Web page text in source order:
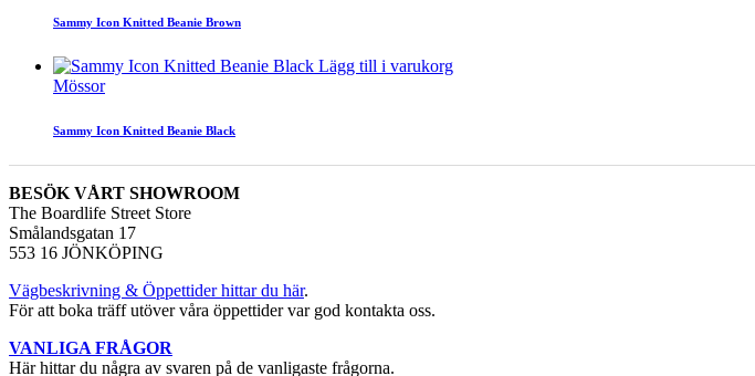
Sammy Icon Knitted Beanie Brown
Lägg till i varukorg
Mössor
Sammy Icon Knitted Beanie Black
BESÖK VÅRT SHOWROOM
The Boardlife Street Store
Smålandsgatan 17
553 16 JÖNKÖPING
Vägbeskrivning & Öppettider hittar du här.
För att boka träff utöver våra öppettider var god kontakta oss.
VANLIGA FRÅGOR
Här hittar du några av svaren på de vanligaste frågorna.